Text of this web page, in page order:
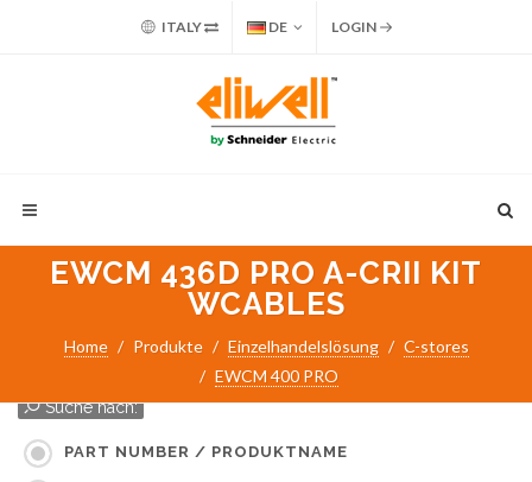
ITALY DE LOGIN
EWCM 436D PRO A-CRII KIT
WCABLES
Home Produkte Einzelhandelslösung
C-stores
EWCM 400 PRO
Suche nach:
PART NUMBER / PRODUKTNAME